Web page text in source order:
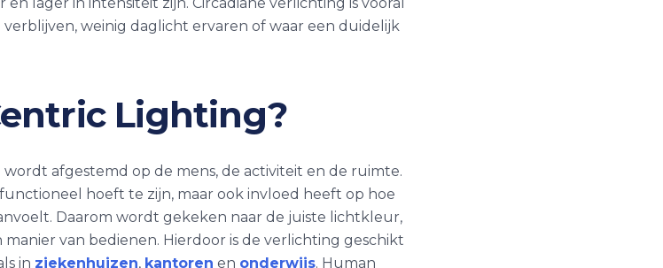
weinig daglicht ervaren of waar een duidelijk
Lighting?
afgestemd op de mens, de activiteit en de ruimte.
hoeft te zijn, maar ook invloed heeft op hoe
Daarom wordt gekeken naar de juiste lichtkleur,
van bedienen. Hierdoor is de verlichting geschikt
in ziekenhuizen, kantoren en onderwijs. Human